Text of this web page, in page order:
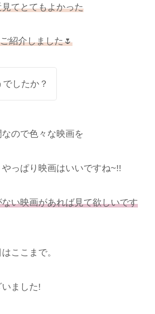
てとてもよかった
紹介しました🌷
でしたか？
ので色々な映画を
っぱり映画はいいですね~!!
い映画があれば見て欲しいです
ここまで。
ました!